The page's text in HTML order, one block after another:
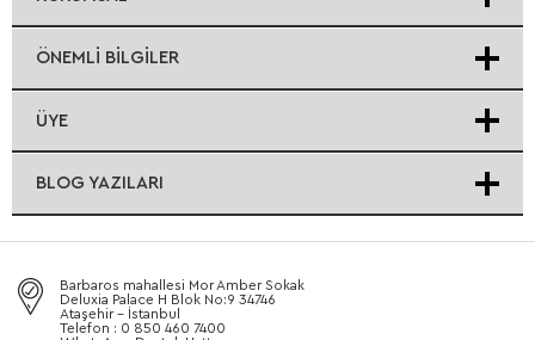
ÖNEMLI BILGILER
ÜYE
BLOG YAZILARI
Barbaros mahallesi Mor Amber Sokak
Deluxia Palace H Blok No:9 34746
Ataşehir - İstanbul
Telefon : 0 850 460 7400